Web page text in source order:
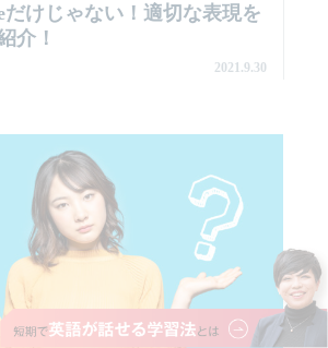
だけじゃない！適切な表現を
介！
2021.9.30